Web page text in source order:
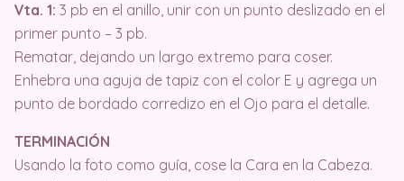
Vta. 1: 3 pb en el anillo, unir con un punto deslizado en el
primer punto – 3 pb.
Rematar, dejando un largo extremo para coser.
Enhebra una aguja de tapiz con el color E y agrega un
punto de bordado corredizo en el Ojo para el detalle.
TERMINACIÓN
Usando la foto como guía, cose la Cara en la Cabeza.